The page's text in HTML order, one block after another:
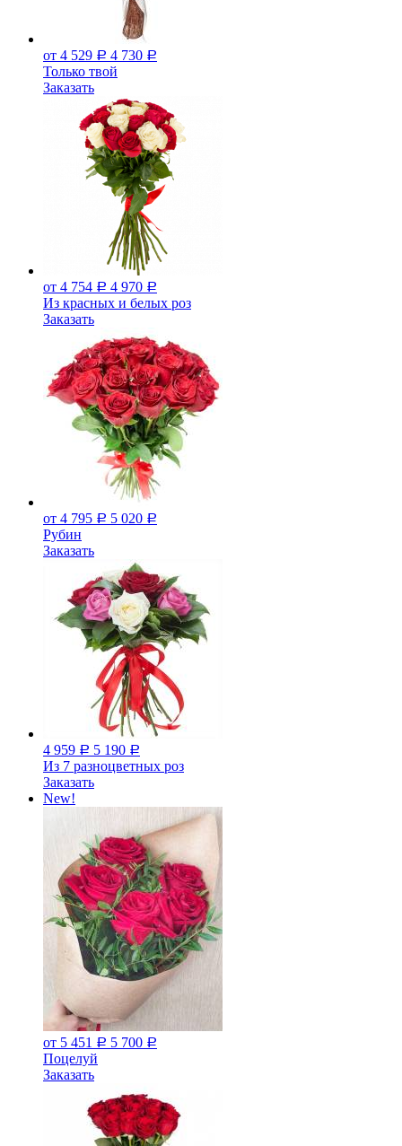
от 4 529 Р 4 730 Р
Только твой
Заказать
от 4 754 Р 4 970 Р
Из красных и белых роз
Заказать
от 4 795 Р 5 020 Р
Рубин
Заказать
4 959 Р 5 190 Р
Из 7 разноцветных роз
Заказать
New!
от 5 451 Р 5 700 Р
Поцелуй
Заказать